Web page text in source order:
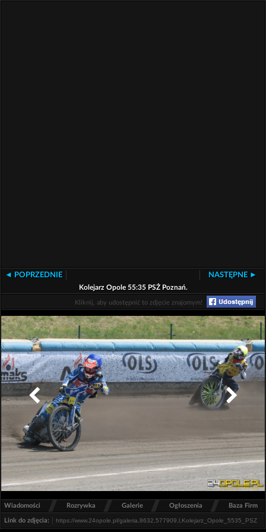
◄ POPRZEDNIE NASTĘPNE ►
Kolejarz Opole 55:35 PSŻ Poznań.
Kliknij, aby udostępnić to zdjęcie znajomym!
Wiadomości / Rozrywka / Galerie / Ogłoszenia / Baza Firm
Link do zdjęcia: